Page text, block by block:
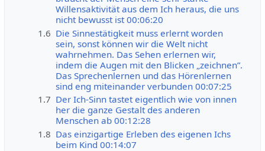
Willensaktivität aus dem Ich heraus, die uns
nicht bewusst ist 00:06:20
1.6 Die Sinnestätigkeit muss erlernt worden
sein, sonst können wir die Welt nicht
wahrnehmen. Das Sehen erlernen wir,
indem die Augen mit den Blicken „zeichnen”.
Das Sprechenlernen und das Hörenlernen
sind eng miteinander verbunden 00:07:25
1.7 Der Ich-Sinn tastet eigentlich wie von innen
her die ganze Gestalt des anderen
Menschen ab 00:12:28
1.8 Das einzigartige Erleben des eigenen Ichs
beim Kind 00:14:07